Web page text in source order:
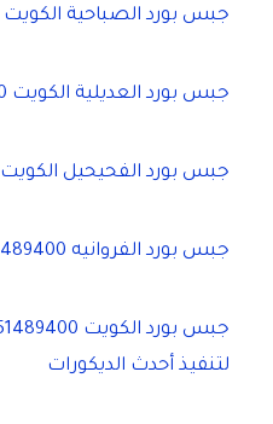
جبس بورد الصباحية الكويت 51489400
جبس بورد العديلية الكويت 51489400
جبس بورد الفحيحيل الكويت 51489400
جبس بورد الفروانيه 51489400
لتنفيذ أحدث الديكورات